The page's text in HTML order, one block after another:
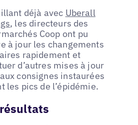
déjà avec Uberall
, les directeurs des
Coop ont pu
à jour les changements
rapidement et
d’autres mises à jour
consignes instaurées
les pics de l’épidémie.